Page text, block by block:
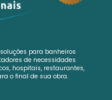
para banheiros
de necessidades
hospitais, restaurantes,
o final de sua obra.